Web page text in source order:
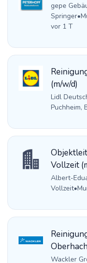
gepe
Springer•
vor 1 T
(m/w/d)
Lidl
Puchheim,
Vollzeit
Albert-
Vollzeit•
Wackler